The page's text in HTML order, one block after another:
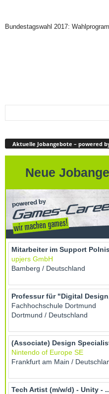
Bundestagswahl 2017:
Aktuelle Jobangebote – powered